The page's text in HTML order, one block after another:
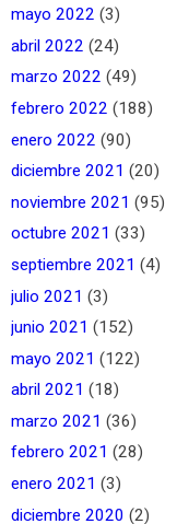
mayo 2022 (3)
abril 2022 (24)
marzo 2022 (49)
febrero 2022 (188)
enero 2022 (90)
diciembre 2021 (20)
noviembre 2021 (95)
octubre 2021 (33)
septiembre 2021 (4)
julio 2021 (3)
junio 2021 (152)
mayo 2021 (122)
abril 2021 (18)
marzo 2021 (36)
febrero 2021 (28)
enero 2021 (3)
diciembre 2020 (2)